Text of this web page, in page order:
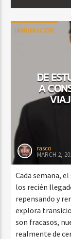
TITLE
ARTIST
CURRENT SHOW
5:00 PM
Beone Radio
INMIGRACIÓN
DE
A
rasco
MARCH 2,
Cada semana,
los recién
repensando y
explora
son fracasos,
realmente de